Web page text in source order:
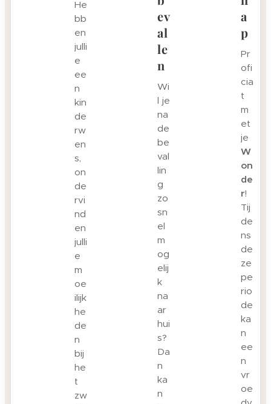
He
bb
en
julli
e
ee
n
kin
de
rw
en
s,
on
de
rvi
nd
en
julli
e
m
oe
ilijk
he
de
n
bij
he
t
zw
ev
al
le
n
Wi
l je
na
de
be
val
lin
g
zo
sn
el
m
og
elij
k
na
ar
hui
s?
Da
n
ka
n
a
p
Pr
ofi
cia
t
m
et
je
W
on
de
r!
Tij
de
ns
de
ze
pe
rio
de
ka
n
ee
n
vr
oe